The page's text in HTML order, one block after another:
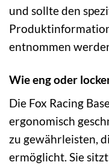
und sollte den
entnommen
Wie eng oder
Die Fox Racing
ergonomisch
zu gewährleisten,
ermöglicht. Sie